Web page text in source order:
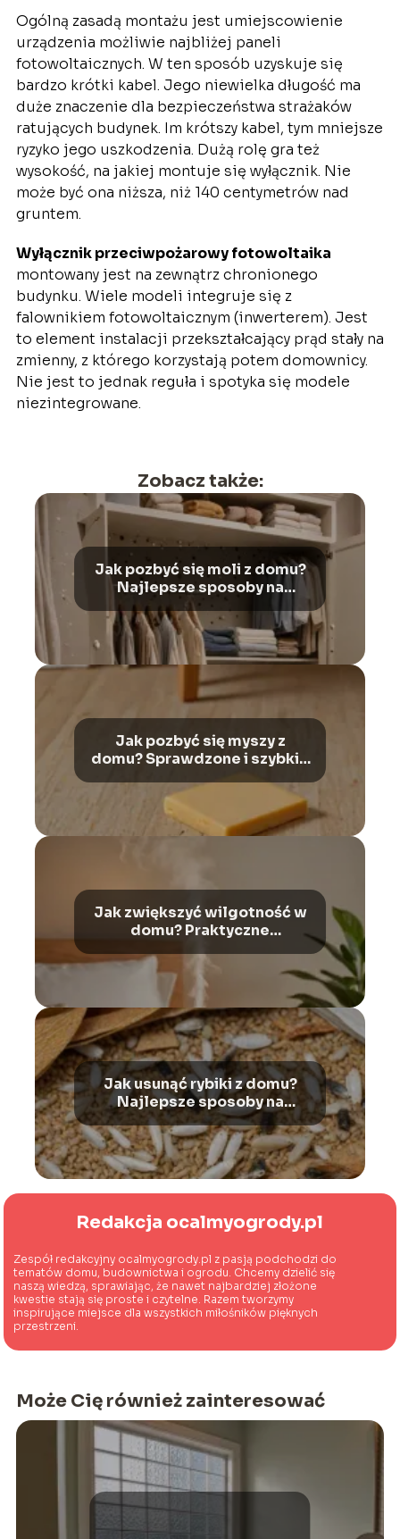
Ogólną zasadą montażu jest umiejscowienie
urządzenia możliwie najbliżej paneli
fotowoltaicznych. W ten sposób uzyskuje się
bardzo krótki kabel. Jego niewielka długość ma
duże znaczenie dla bezpieczeństwa strażaków
ratujących budynek. Im krótszy kabel, tym mniejsze
ryzyko jego uszkodzenia. Dużą rolę gra też
wysokość, na jakiej montuje się wyłącznik. Nie
może być ona niższa, niż 140 centymetrów nad
gruntem.
Wyłącznik przeciwpożarowy fotowoltaika
montowany jest na zewnątrz chronionego
budynku. Wiele modeli integruje się z
falownikiem fotowoltaicznym (inwerterem). Jest
to element instalacji przekształcający prąd stały na
zmienny, z którego korzystają potem domownicy.
Nie jest to jednak reguła i spotyka się modele
niezintegrowane.
Zobacz także:
Jak pozbyć się moli z domu?
Najlepsze sposoby na
ochronę odzieży
Jak pozbyć się myszy z
domu? Sprawdzone i szybkie
Jak zwiększyć wilgotność w
domu? Praktyczne
Jak usunąć rybiki z domu?
Najlepsze sposoby na
skuteczną walkę
Redakcja ocalmyogrody.pl
Zespół redakcyjny ocalmyogrody.pl z pasją podchodzi do
tematów domu, budownictwa i ogrodu. Chcemy dzielić się
naszą wiedzą, sprawiając, że nawet najbardziej złożone
kwestie stają się proste i czytelne. Razem tworzymy
inspirujące miejsce dla wszystkich miłośników pięknych
przestrzeni.
Może Cię również zainteresować